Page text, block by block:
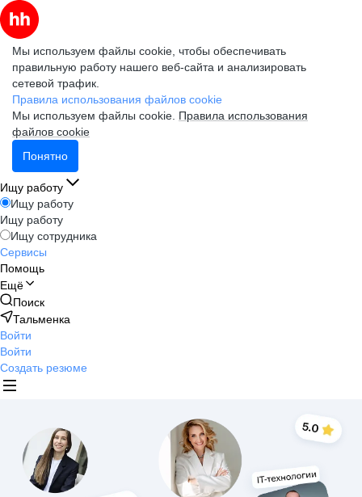
Мы используем файлы cookie, чтобы обеспечивать
правильную работу нашего веб-сайта и анализировать
сетевой трафик.
Правила использования файлов cookie
Мы используем файлы cookie. Правила использования
файлов cookie
Понятно
Ищу работу
Ищу работу
Ищу работу
Ищу сотрудника
Сервисы
Помощь
Ещё
Поиск
Тальменка
Войти
Войти
Создать резюме